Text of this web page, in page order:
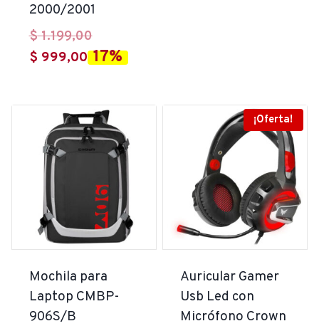
2000/2001
$1.199,00El
precio
$ 1.199,00.
$ 999,00El
es:
$ 999,00.
17%
Mochila para
Laptop CMBP-
906S/B
¡Oferta!
Auricular Gamer
Usb Led con
Micrófono Crown